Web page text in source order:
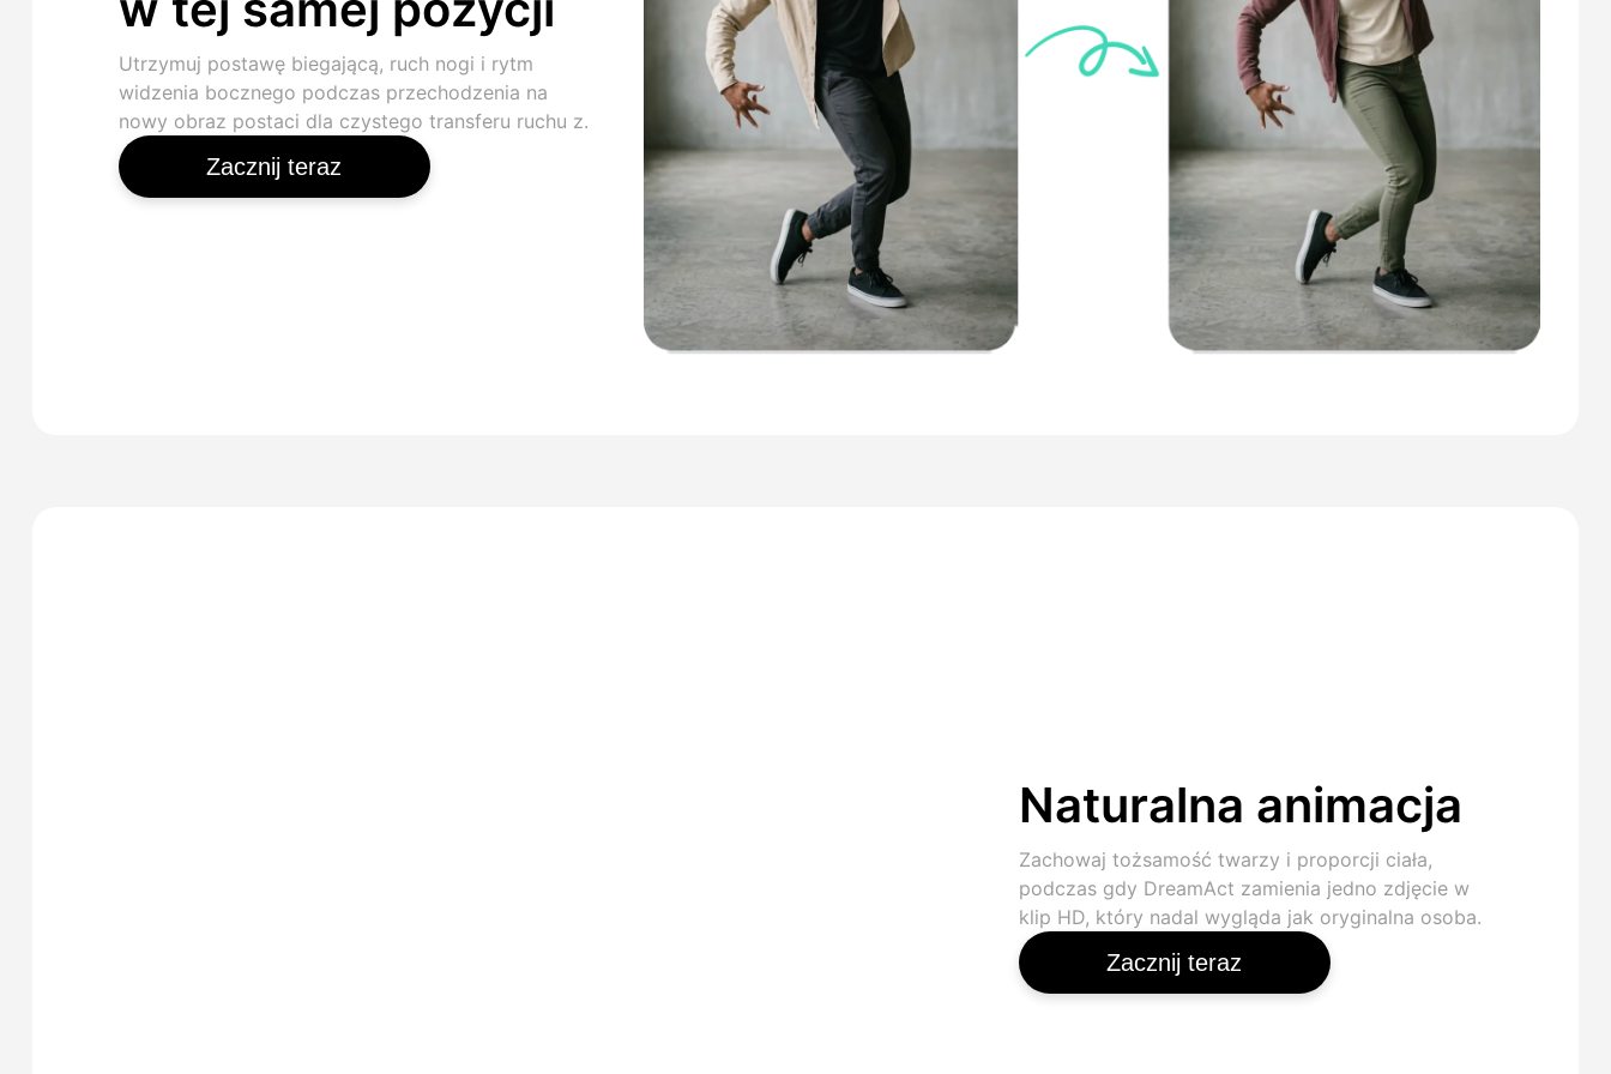
Utrzymuj postawę biegającą, ruch nogi i rytm
widzenia bocznego podczas przechodzenia na
nowy obraz postaci dla czystego transferu ruchu z.
Zacznij teraz
Naturalna animacja
Zachowaj tożsamość twarzy i proporcji ciała,
podczas gdy DreamAct zamienia jedno zdjęcie w
klip HD, który nadal wygląda jak oryginalna osoba.
Zacznij teraz